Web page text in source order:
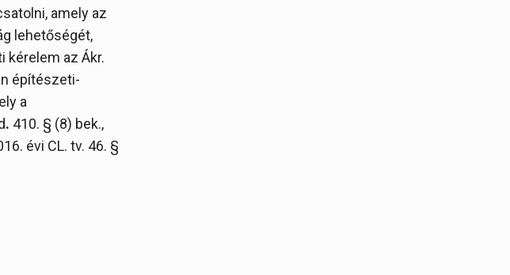
amely az
lehetőségét,
kérelem az Ákr.
építészeti-
a
. 410. § (8) bek.,
évi CL. tv. 46. §